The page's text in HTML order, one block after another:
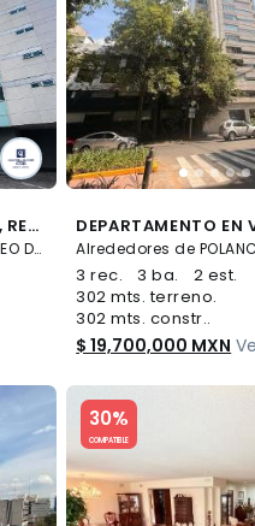
VENTA DE DEPARTAMENTO, RESIDENCIAL INFINITI, SANTA FE, PASEO DE LA REFORMA, CDMX
PASEO DE LA REFORMA 215, PASEO DE LAS LOMAS, Álvaro Obregón
3 rec. 3 ba.
2 est.
302 mts. terreno.
302 mts. constr..
$ 19,700,000 MXN
30%
COMPATIBLE
Slide 1 of 5